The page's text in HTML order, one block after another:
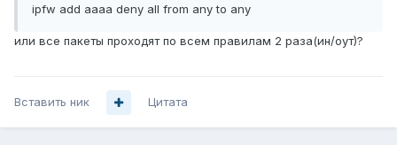
ipfw add aaaa deny all from any to any
или все пакеты проходят по всем правилам 2 раза(ин/оут)?
Вставить ник Цитата